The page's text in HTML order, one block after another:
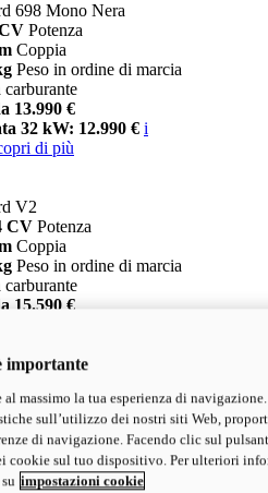
698 Mono Nera
Potenza
Coppia
Peso in ordine di marcia
carburante
13.990 €
32 kW: 12.990 € i
di più
V2
CV Potenza
Coppia
Peso in ordine di marcia
carburante
15.590 €
V2 SP
CVPotenza
Coppia
Peso in ordine di marcia
carburante
importante
massimo la tua esperienza di
sull’utilizzo dei nostri siti Web,
di navigazione. Facendo clic sul
cookie sul tuo dispositivo. Per ulteriori
impostazioni cookie